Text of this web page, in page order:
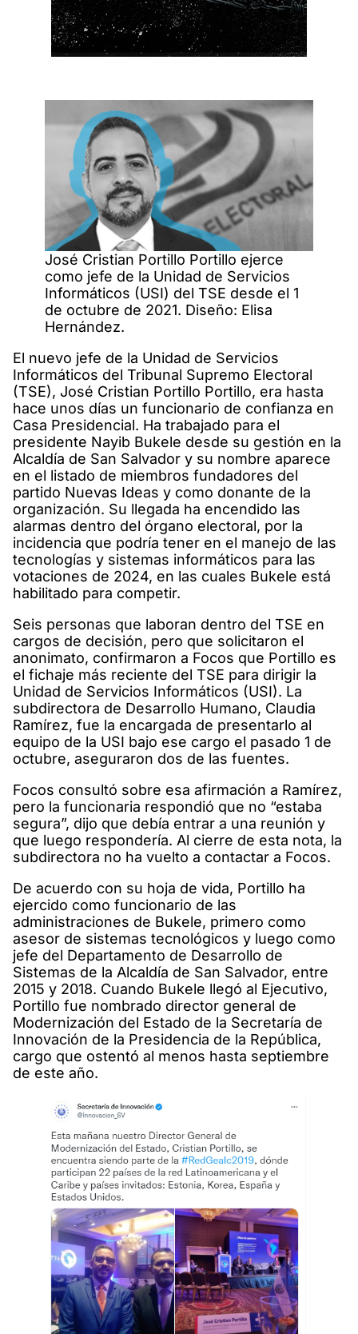
José Cristian Portillo Portillo ejerce
como jefe de la Unidad de Servicios
Informáticos (USI) del TSE desde el 1
de octubre de 2021. Diseño: Elisa
Hernández.
El nuevo jefe de la Unidad de Servicios
Informáticos del Tribunal Supremo Electoral
(TSE), José Cristian Portillo Portillo, era hasta
hace unos días un funcionario de confianza en
Casa Presidencial. Ha trabajado para el
presidente Nayib Bukele desde su gestión en la
Alcaldía de San Salvador y su nombre aparece
en el listado de miembros fundadores del
partido Nuevas Ideas y como donante de la
organización. Su llegada ha encendido las
alarmas dentro del órgano electoral, por la
incidencia que podría tener en el manejo de las
tecnologías y sistemas informáticos para las
votaciones de 2024, en las cuales Bukele está
habilitado para competir.
Seis personas que laboran dentro del TSE en
cargos de decisión, pero que solicitaron el
anonimato, confirmaron a Focos que Portillo es
el fichaje más reciente del TSE para dirigir la
Unidad de Servicios Informáticos (USI). La
subdirectora de Desarrollo Humano, Claudia
Ramírez, fue la encargada de presentarlo al
equipo de la USI bajo ese cargo el pasado 1 de
octubre, aseguraron dos de las fuentes.
Focos consultó sobre esa afirmación a Ramírez,
pero la funcionaria respondió que no “estaba
segura”, dijo que debía entrar a una reunión y
que luego respondería. Al cierre de esta nota, la
subdirectora no ha vuelto a contactar a Focos.
De acuerdo con su hoja de vida, Portillo ha
ejercido como funcionario de las
administraciones de Bukele, primero como
asesor de sistemas tecnológicos y luego como
jefe del Departamento de Desarrollo de
Sistemas de la Alcaldía de San Salvador, entre
2015 y 2018. Cuando Bukele llegó al Ejecutivo,
Portillo fue nombrado director general de
Modernización del Estado de la Secretaría de
Innovación de la Presidencia de la República,
cargo que ostentó al menos hasta septiembre
de este año.